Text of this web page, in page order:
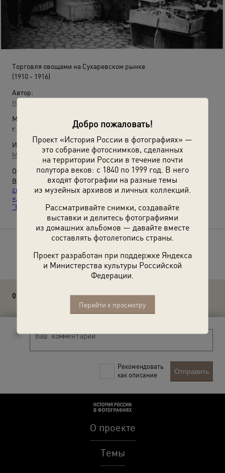
Добро пожаловать!
Проект «История России в фотографиях» —
это собрание фотоснимков, сделанных
на территории России в течение почти
полутора веков: с 1840 по 1999 год. В него
входят фотографии на разные темы
из музейных архивов и личных коллекций.
Рассматривайте снимки, создавайте
выставки и делитесь фотографиями
из домашних альбомов — давайте вместе
составлять фотолетопись страны.
Проект разработан при поддержке Яндекса
и Министерства культуры Российской
Федерации.
Перейти к просмотру
Торговля овощами на Сухаревском рынке
(1910 - 1916)
Автор:
Неизвестный автор
Место съемки:
г. Москва
Источники:
МАММ / МДФ
О фотографии:
Выставки
«Покупай, торопись, налетай, не
скупись!» ,«Москвоведение: Сухаревская площадь»,
«Дореволюционная Россия: торговля»
"Рафаэль и обжорная кухня"» с этой фотографией.
0 комментариев
Рекомендовать
как описание
Отправить
О проекте
Темы